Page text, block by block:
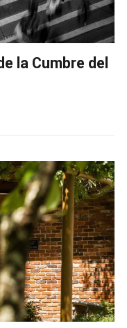
la Cumbre del